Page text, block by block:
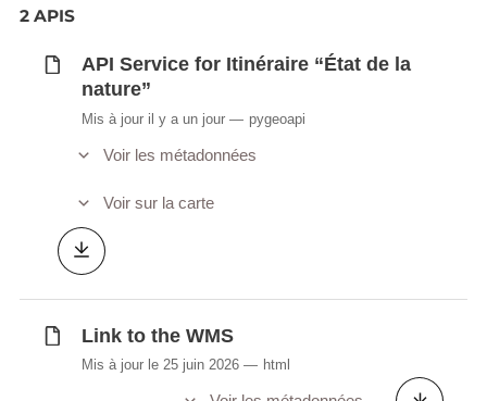
2 APIS
API Service for Itinéraire “État de la
nature”
Mis à jour il y a un jour pygeoapi
Voir les métadonnées
Voir sur la carte
Link to the WMS
Mis à jour le 25 juin 2026 html